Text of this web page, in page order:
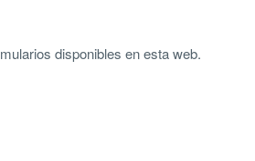
disponibles en esta web.